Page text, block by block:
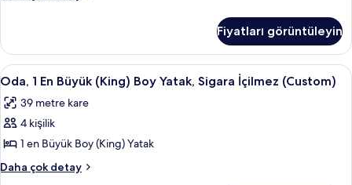
Sofa
bed)
için
tüm
fotoğrafları
görün
(2
Double
Beds
Sofa
bed)
daha
fazla
detay
Fiyatları görüntüleyin
Oda,
1
En
Büyük
(King)
Boy
Oda, 1 En Büyük (King) Boy Yatak,
8
Oda, 1 En Büyük (King) Boy Yatak, Sigara İçilmez (Custom)
39 metre kare
4 kişilik
1 en Büyük Boy (King) Yatak
Daha çok detay
Oda,